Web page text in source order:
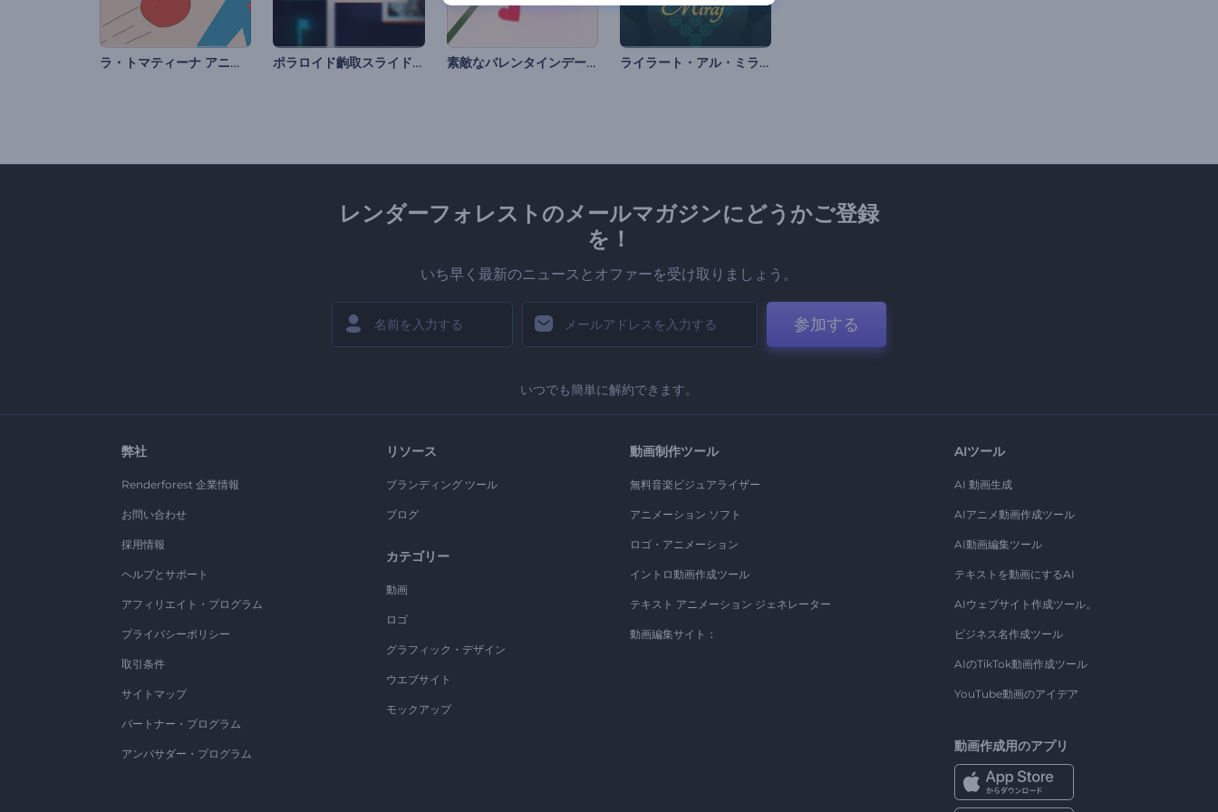
ラ・トマティーナ アニメーションズ ポラロイド齣取スライドショー 素敵なバレンタインデーのオープニング動画 ライラート・アル・ミラージのアニメーション
レンダーフォレストのメールマガジンにどうかご登録
を！
いち早く最新のニュースとオファーを受け取りましょう。
参加する
いつでも簡単に解約できます。
弊社
Renderforest 企業情報
お問い合わせ
採用情報
ヘルプとサポート
アフィリエイト・プログラム
プライバシーポリシー
取引条件
サイトマップ
パートナー・プログラム
アンバサダー・プログラム
リソース
ブランディング ツール
ブログ
カテゴリー
動画
ロゴ
グラフィック・デザイン
ウエブサイト
モックアップ
動画制作ツール
無料音楽ビジュアライザー
アニメーション ソフト
ロゴ・アニメーション
イントロ動画作成ツール
テキスト アニメーション ジェネレーター
動画編集サイト：
AIツール
AI 動画生成
AIアニメ動画作成ツール
AI動画編集ツール
テキストを動画にするAI
AIウェブサイト作成ツール。
ビジネス名作成ツール
AIのTikTok動画作成ツール
YouTube動画のアイデア
動画作成用のアプリ